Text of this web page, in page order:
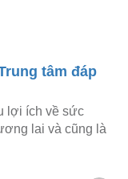
tâm đáp
lợi ích về sức
lai và cũng là